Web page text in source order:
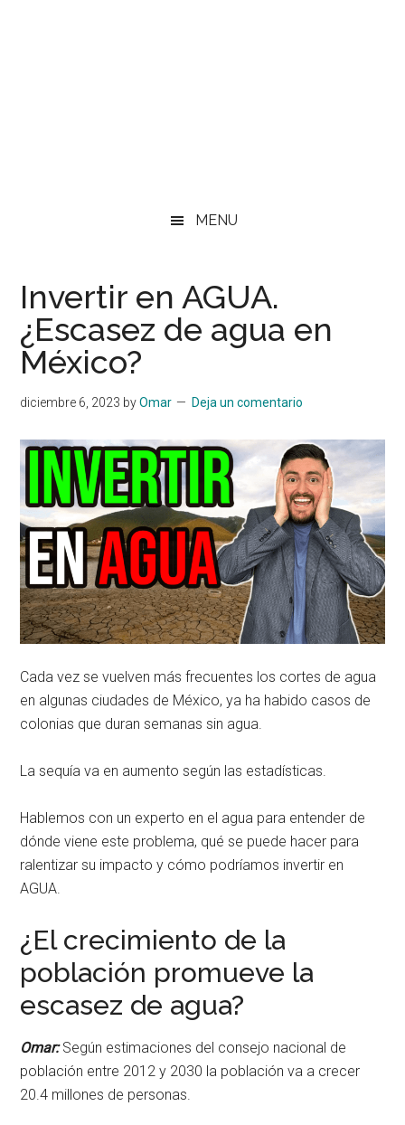
MENU
Invertir en AGUA.
¿Escasez de agua en
México?
diciembre 6, 2023 byOmar Deja un comentario
Cada vez se vuelven más frecuentes los cortes de agua
en algunas ciudades de México, ya ha habido casos de
colonias que duran semanas sin agua.
La sequía va en aumento según las estadísticas.
Hablemos con un experto en el agua para entender de
dónde viene este problema, qué se puede hacer para
ralentizar su impacto y cómo podríamos invertir en
AGUA.
¿El crecimiento de la
población promueve la
escasez de agua?
Omar:Según estimaciones del consejo nacional de
población entre 2012 y 2030 la población va a crecer
20.4 millones de personas.